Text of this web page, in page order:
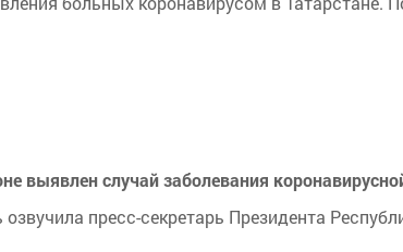
выявлен случай заболевания
пресс-секретарь Президента